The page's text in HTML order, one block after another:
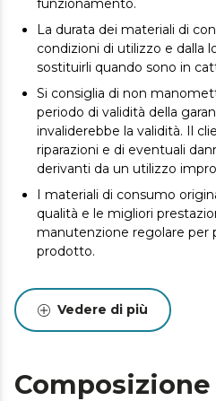
funzionamento.
La durata dei materiali di
condizioni di utilizzo e dalla
sostituirli quando sono in
Si consiglia di non
periodo di validità della
invaliderebbe la validità. Il
riparazioni e di eventuali
derivanti da un utilizzo
I materiali di consumo
qualità e le migliori
manutenzione regolare per
prodotto.
Vedere di più
Composizione